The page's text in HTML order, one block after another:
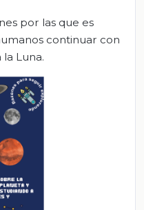
por las que es
continuar con
Luna.